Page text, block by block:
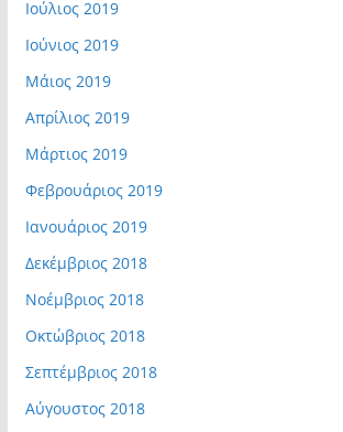
Ιούλιος 2019
Ιούνιος 2019
Μάιος 2019
Απρίλιος 2019
Μάρτιος 2019
Φεβρουάριος 2019
Ιανουάριος 2019
Δεκέμβριος 2018
Νοέμβριος 2018
Οκτώβριος 2018
Σεπτέμβριος 2018
Αύγουστος 2018